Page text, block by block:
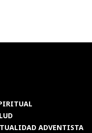
ADVENTISTA